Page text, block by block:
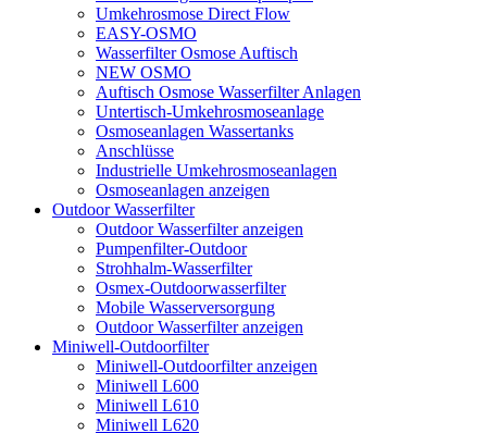
Umkehrosmose Direct Flow
EASY-OSMO
Wasserfilter Osmose Auftisch
NEW OSMO
Auftisch Osmose Wasserfilter Anlagen
Untertisch-Umkehrosmoseanlage
Osmoseanlagen Wassertanks
Anschlüsse
Industrielle Umkehrosmoseanlagen
Osmoseanlagen anzeigen
Outdoor Wasserfilter
Outdoor Wasserfilter anzeigen
Pumpenfilter-Outdoor
Strohhalm-Wasserfilter
Osmex-Outdoorwasserfilter
Mobile Wasserversorgung
Outdoor Wasserfilter anzeigen
Miniwell-Outdoorfilter
Miniwell-Outdoorfilter anzeigen
Miniwell L600
Miniwell L610
Miniwell L620